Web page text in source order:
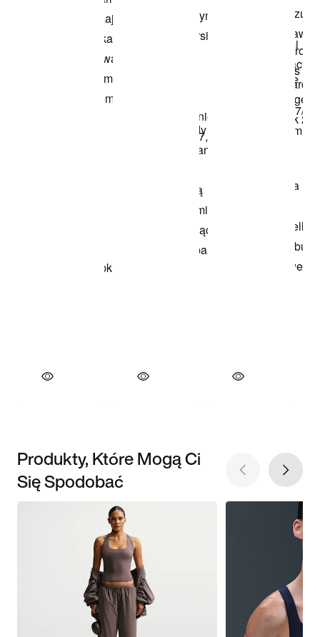
Produkty, Które Mogą Ci
Się Spodobać